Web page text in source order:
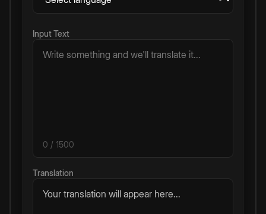
Input Text
0 / 1500
Translation
Your translation will appear here...